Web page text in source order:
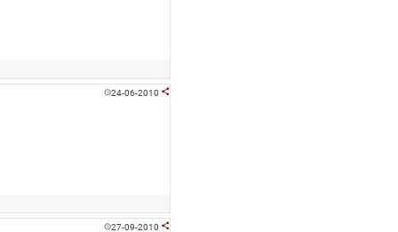
24-06-2010 
27-09-2010 